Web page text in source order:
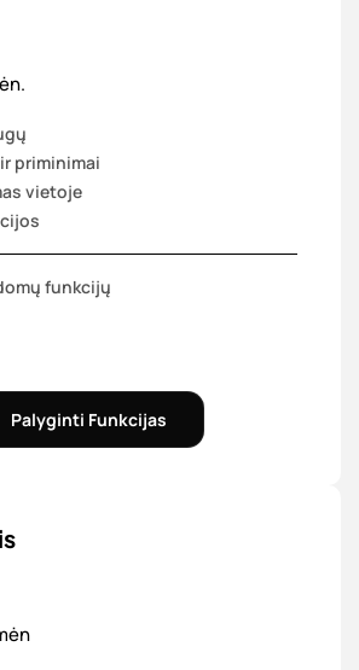
priminimai
vietoje
funkcijų
Palyginti Funkcijas